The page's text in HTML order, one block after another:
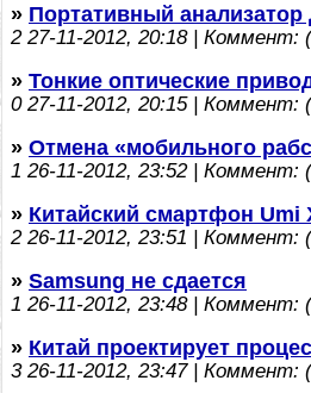
» Портативный анализатор
227-11-2012, 20:18 | Коммент:
» Тонкие оптические
027-11-2012, 20:15 | Коммент:
» Отмена «мобильного
1 26-11-2012, 23:52 | Коммент:
» Китайский смартфон Umi
226-11-2012, 23:51 | Коммент:
» Samsung не сдается
1 26-11-2012, 23:48 | Коммент:
» Китай проектирует
326-11-2012, 23:47 | Коммент: